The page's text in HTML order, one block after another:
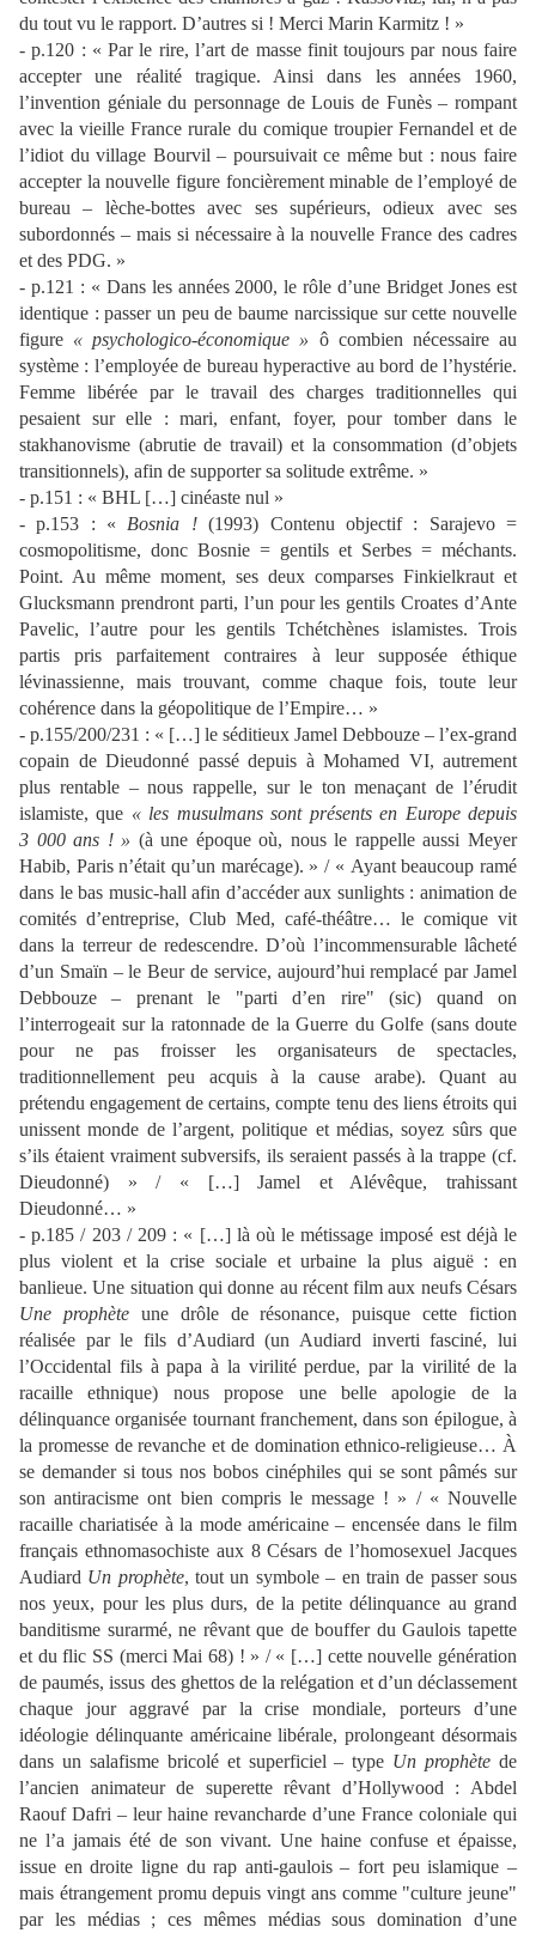
du tout vu le rapport. D’autres si ! Merci Marin Karmitz ! »
- p.120 : « Par le rire, l’art de masse finit toujours par nous faire
accepter une réalité tragique. Ainsi dans les années 1960,
l’invention géniale du personnage de Louis de Funès – rompant
avec la vieille France rurale du comique troupier Fernandel et de
l’idiot du village Bourvil – poursuivait ce même but : nous faire
accepter la nouvelle figure foncièrement minable de l’employé de
bureau – lèche-bottes avec ses supérieurs, odieux avec ses
subordonnés – mais si nécessaire à la nouvelle France des cadres
et des PDG. »
- p.121 : « Dans les années 2000, le rôle d’une Bridget Jones est
identique : passer un peu de baume narcissique sur cette nouvelle
figure « psychologico-économique » ô combien nécessaire au
système : l’employée de bureau hyperactive au bord de l’hystérie.
Femme libérée par le travail des charges traditionnelles qui
pesaient sur elle : mari, enfant, foyer, pour tomber dans le
stakhanovisme (abrutie de travail) et la consommation (d’objets
transitionnels), afin de supporter sa solitude extrême. »
- p.151 : « BHL […] cinéaste nul »
- p.153 : « Bosnia !(1993) Contenu objectif : Sarajevo =
cosmopolitisme, donc Bosnie = gentils et Serbes = méchants.
Point. Au même moment, ses deux comparses Finkielkraut et
Glucksmann prendront parti, l’un pour les gentils Croates d’Ante
Pavelic, l’autre pour les gentils Tchétchènes islamistes. Trois
partis pris parfaitement contraires à leur supposée éthique
lévinassienne, mais trouvant, comme chaque fois, toute leur
cohérence dans la géopolitique de l’Empire… »
- p.155/200/231 : « […] le séditieux Jamel Debbouze – l’ex-grand
copain de Dieudonné passé depuis à Mohamed VI, autrement
plus rentable – nous rappelle, sur le ton menaçant de l’érudit
islamiste, que « les musulmans sont présents en Europe depuis
3 000 ans ! » (à une époque où, nous le rappelle aussi Meyer
Habib, Paris n’était qu’un marécage). » / « Ayant beaucoup ramé
dans le bas music-hall afin d’accéder aux sunlights : animation de
comités d’entreprise, Club Med, café-théâtre… le comique vit
dans la terreur de redescendre. D’où l’incommensurable lâcheté
d’un Smaïn – le Beur de service, aujourd’hui remplacé par Jamel
Debbouze – prenant le "parti d’en rire" (sic) quand on
l’interrogeait sur la ratonnade de la Guerre du Golfe (sans doute
pour ne pas froisser les organisateurs de spectacles,
traditionnellement peu acquis à la cause arabe). Quant au
prétendu engagement de certains, compte tenu des liens étroits qui
unissent monde de l’argent, politique et médias, soyez sûrs que
s’ils étaient vraiment subversifs, ils seraient passés à la trappe (cf.
Dieudonné) » / « […] Jamel et Alévêque, trahissant
Dieudonné… »
- p.185 / 203 / 209 : « […] là où le métissage imposé est déjà le
plus violent et la crise sociale et urbaine la plus aiguë : en
banlieue. Une situation qui donne au récent film aux neufs Césars
Une prophèteune drôle de résonance, puisque cette fiction
réalisée par le fils d’Audiard (un Audiard inverti fasciné, lui
l’Occidental fils à papa à la virilité perdue, par la virilité de la
racaille ethnique) nous propose une belle apologie de la
délinquance organisée tournant franchement, dans son épilogue, à
la promesse de revanche et de domination ethnico-religieuse… À
se demander si tous nos bobos cinéphiles qui se sont pâmés sur
son antiracisme ont bien compris le message ! » / « Nouvelle
racaille chariatisée à la mode américaine – encensée dans le film
français ethnomasochiste aux 8 Césars de l’homosexuel Jacques
Audiard Un prophète, tout un symbole – en train de passer sous
nos yeux, pour les plus durs, de la petite délinquance au grand
banditisme surarmé, ne rêvant que de bouffer du Gaulois tapette
et du flic SS (merci Mai 68) ! » / « […] cette nouvelle génération
de paumés, issus des ghettos de la relégation et d’un déclassement
chaque jour aggravé par la crise mondiale, porteurs d’une
idéologie délinquante américaine libérale, prolongeant désormais
dans un salafisme bricolé et superficiel – type Un prophète de
l’ancien animateur de superette rêvant d’Hollywood : Abdel
Raouf Dafri – leur haine revancharde d’une France coloniale qui
ne l’a jamais été de son vivant. Une haine confuse et épaisse,
issue en droite ligne du rap anti-gaulois – fort peu islamique –
mais étrangement promu depuis vingt ans comme "culture jeune"
par les médias ; ces mêmes médias sous domination d’une